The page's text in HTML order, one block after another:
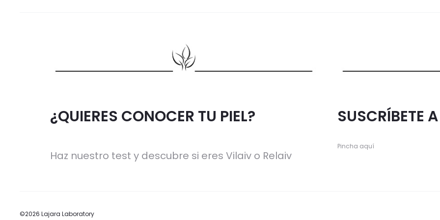
¿QUIERES CONOCER TU PIEL?
Haz nuestro test y descubre si eres Vilaiv o Relaiv
SUSCRÍBETE
Pincha aquí
©2026 Lajara Laboratory